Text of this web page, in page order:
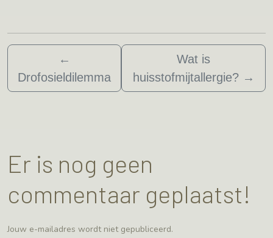
←
Drofosieldilemma
Wat is
huisstofmijtallergie? →
Er is nog geen
commentaar geplaatst!
Jouw e-mailadres wordt niet gepubliceerd.